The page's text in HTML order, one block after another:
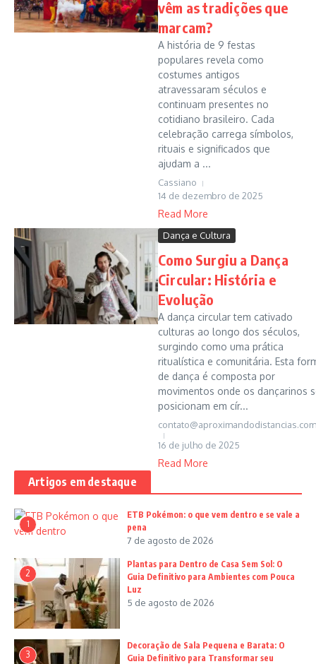
vêm as tradições que
marcam?
A história de 9 festas
populares revela como
costumes antigos
atravessaram séculos e
continuam presentes no
cotidiano brasileiro. Cada
celebração carrega símbolos,
rituais e significados que
ajudam a ...
Cassiano
14 de dezembro de 2025
Read More
Dança e Cultura
Como Surgiu a Dança
Circular: História e
Evolução
A dança circular tem cativado
culturas ao longo dos séculos,
surgindo como uma prática
ritualística e comunitária. Esta
de dança é composta por
movimentos onde os dançarinos
posicionam em cír...
16 de julho de 2025
Read More
Artigos em destaque
1
ETB Pokémon: o que vem dentro e se vale a
pena
7 de agosto de 2026
2
Plantas para Dentro de Casa Sem Sol: O
Guia Definitivo para Ambientes com Pouca
Luz
5 de agosto de 2026
3
Decoração de Sala Pequena e Barata: O
Guia Definitivo para Transformar seu